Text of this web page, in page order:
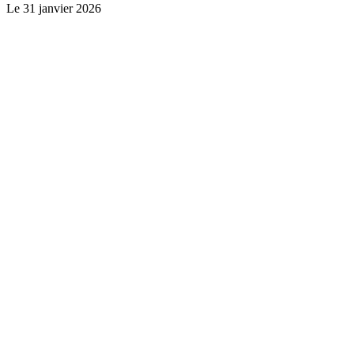
Le 31 janvier 2026